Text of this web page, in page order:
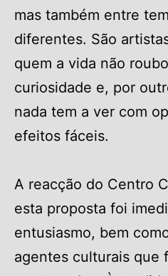
mas também entre
diferentes. São
quem a vida não
curiosidade e, por
nada tem a ver com
efeitos fáceis.
A reacção do Centro
esta proposta foi
entusiasmo, bem
agentes culturais que